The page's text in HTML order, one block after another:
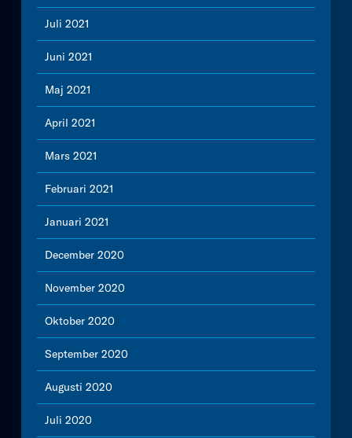
Juli 2021
Juni 2021
Maj 2021
April 2021
Mars 2021
Februari 2021
Januari 2021
December 2020
November 2020
Oktober 2020
September 2020
Augusti 2020
Juli 2020